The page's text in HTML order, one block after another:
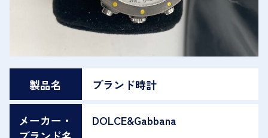
製品名 ブランド時計
メーカー・
DOLCE&Gabbana